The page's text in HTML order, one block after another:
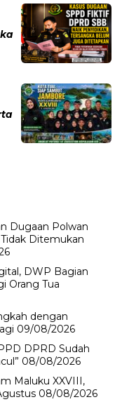
Dugaan Polwan
Ditemukan
DWP Bagian
Orang Tua
dengan
09/08/2026
DPRD Sudah
08/08/2026
Maluku XXVIII,
08/08/2026